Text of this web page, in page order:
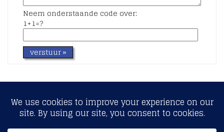
Neem onderstaande code over:
1+1=?